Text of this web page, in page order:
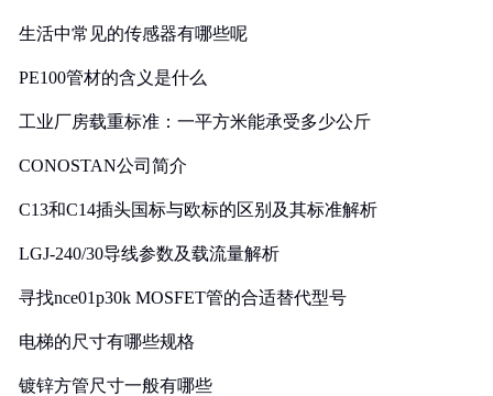
生活中常见的传感器有哪些呢
PE100管材的含义是什么
工业厂房载重标准：一平方米能承受多少公斤
CONOSTAN公司简介
C13和C14插头国标与欧标的区别及其标准解析
LGJ-240/30导线参数及载流量解析
寻找nce01p30k MOSFET管的合适替代型号
电梯的尺寸有哪些规格
镀锌方管尺寸一般有哪些